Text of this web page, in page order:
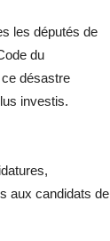
les députés de
du
désastre
investis.
aux candidats de